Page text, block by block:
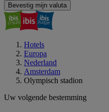
Bevestig mijn valuta
Hotels
Europa
Nederland
Amsterdam
Olympisch stadion
Uw volgende bestemming